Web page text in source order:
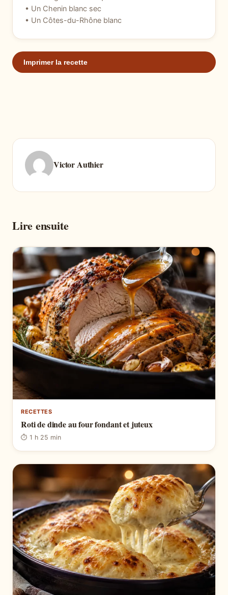
• Un Chenin blanc sec
• Un Côtes-du-Rhône blanc
Imprimer la recette
Victor Authier
Lire ensuite
RECETTES
Roti de dinde au four fondant et juteux
⏱ 1 h 25 min